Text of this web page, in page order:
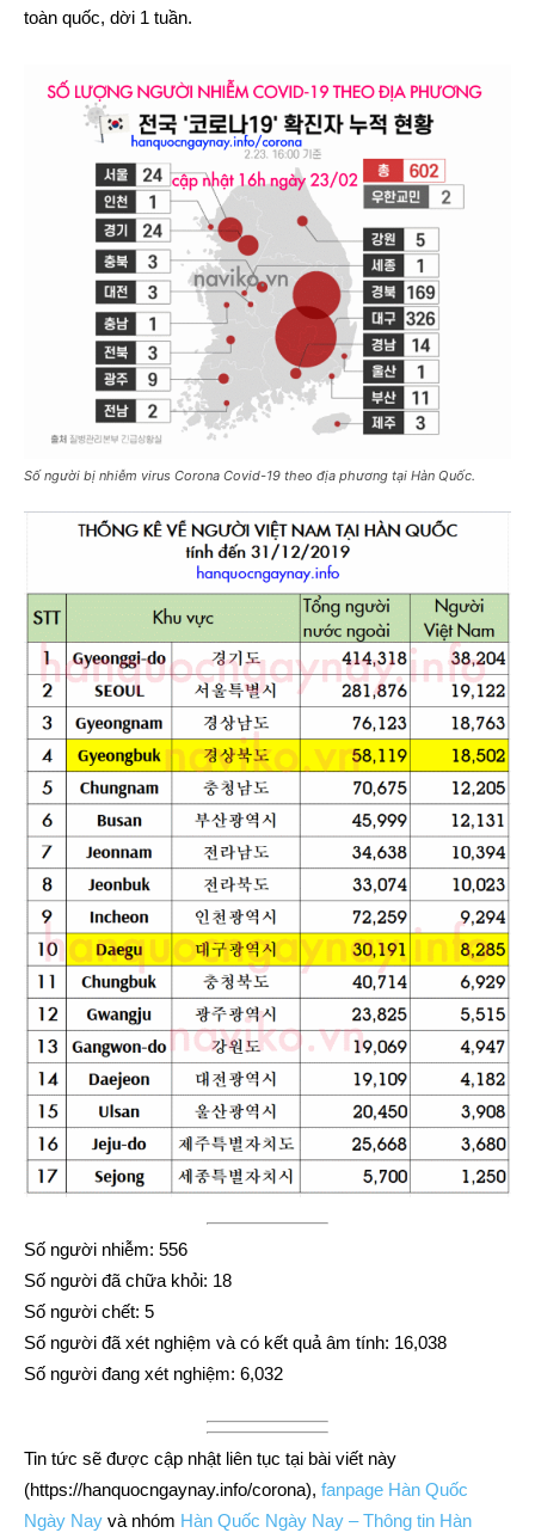
toàn quốc, dời 1 tuần.
Số người bị nhiễm virus Corona Covid-19 theo địa phương tại Hàn Quốc.
Số người nhiễm: 556
Số người đã chữa khỏi: 18
Số người chết: 5
Số người đã xét nghiệm và có kết quả âm tính: 16,038
Số người đang xét nghiệm: 6,032
Tin tức sẽ được cập nhật liên tục tại bài viết này
(https://hanquocngaynay.info/corona), fanpage Hàn Quốc
Ngày Nay và nhóm Hàn Quốc Ngày Nay – Thông tin Hàn